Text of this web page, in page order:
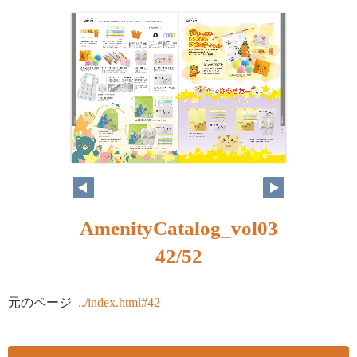
AmenityCatalog_vol03
42/52
元のページ ../index.html#42